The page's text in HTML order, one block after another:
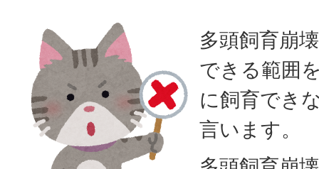
多頭飼育崩
できる範囲
に飼育でき
言います。